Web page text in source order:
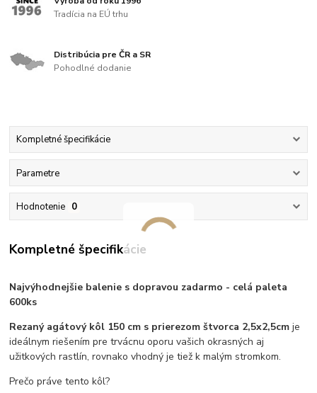
Tradícia na EÚ trhu
Distribúcia pre ČR a SR
Pohodlné dodanie
Kompletné špecifikácie
Parametre
Hodnotenie 0
Kompletné špecifikácie
Najvýhodnejšie balenie s dopravou zadarmo - celá paleta
600ks
Rezaný agátový kôl 150 cm s prierezom štvorca 2,5x2,5cm je
ideálnym riešením pre trvácnu oporu vašich okrasných aj
užitkových rastlín, rovnako vhodný je tiež k malým stromkom.
Prečo práve tento kôl?